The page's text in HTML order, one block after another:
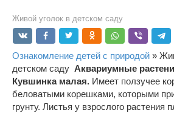
Живой уголок в детском саду
Ознакомление детей с природой »
детском саду Аквариумные
Кувшинка малая. Имеет ползучее
беловатыми корешками, которыми
грунту. Листья у взрослого растения